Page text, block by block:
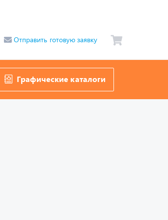
Отправить готовую заявку
Графические каталоги